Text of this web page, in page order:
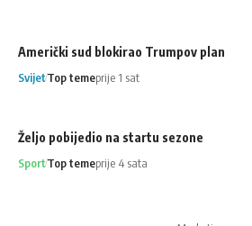
Američki sud blokirao Trumpov plan
SvijetTop temeprije 1 sat
Željo pobijedio na startu sezone
SportTop temeprije 4 sata